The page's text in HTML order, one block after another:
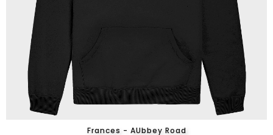
Frances - AUbbey Road